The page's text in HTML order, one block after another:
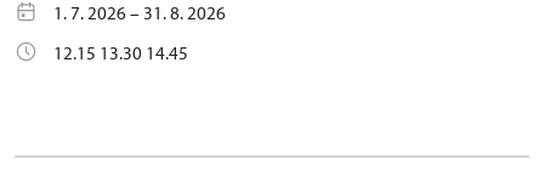
1. 7. 2026 – 31. 8. 2026
12.15 13.30 14.45